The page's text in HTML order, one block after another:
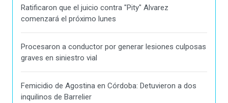
Ratificaron que el juicio contra "Pity" Alvarez
comenzará el próximo lunes
Procesaron a conductor por generar lesiones culposas
graves en siniestro vial
Femicidio de Agostina en Córdoba: Detuvieron a dos
inquilinos de Barrelier